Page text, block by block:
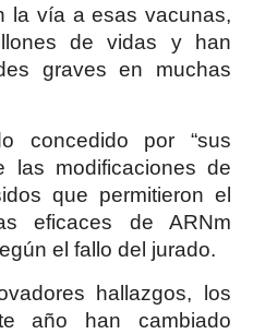
la vía a esas vacunas,
de vidas y han
graves en muchas
concedido por “sus
las modificaciones de
que permitieron el
eficaces de ARNm
el fallo del jurado.
hallazgos, los
año han cambiado